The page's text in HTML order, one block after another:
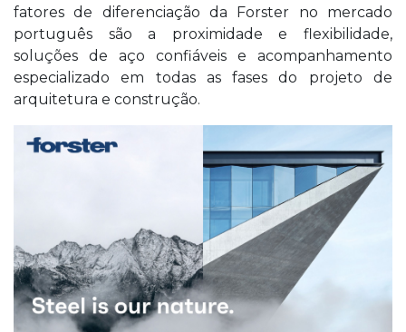
fatores de diferenciação da Forster no mercado
português são a proximidade e flexibilidade,
soluções de aço confiáveis e acompanhamento
especializado em todas as fases do projeto de
arquitetura e construção.